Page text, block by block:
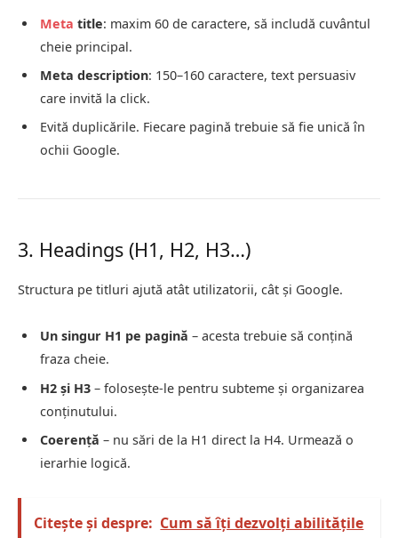
Meta title: maxim 60 de caractere, să includă cuvântul
cheie principal.
Meta description: 150–160 caractere, text persuasiv
care invită la click.
Evită duplicările. Fiecare pagină trebuie să fie unică în
ochii Google.
3. Headings (H1, H2, H3…)
Structura pe titluri ajută atât utilizatorii, cât și Google.
Un singur H1 pe pagină – acesta trebuie să conțină
fraza cheie.
H2 și H3 – folosește-le pentru subteme și organizarea
conținutului.
Coerență – nu sări de la H1 direct la H4. Urmează o
ierarhie logică.
Citește și despre: Cum să îți dezvolți abilitățile